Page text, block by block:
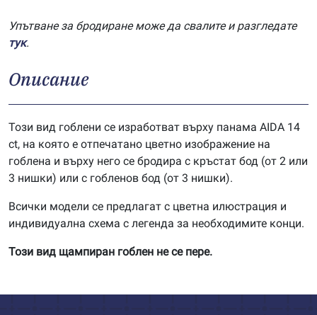
Упътване за бродиране може да свалите и разгледате
тук.
Описание
Този вид гоблени се изработват върху панама AIDA 14
ct, на която е отпечатано цветно изображение на
гоблена и върху него се бродира с кръстат бод (от 2 или
3 нишки) или с гобленов бод (от 3 нишки).
Всички модели се предлагат с цветна илюстрация и
индивидуална схема с легенда за необходимите конци.
Този вид щампиран гоблен не се пере.